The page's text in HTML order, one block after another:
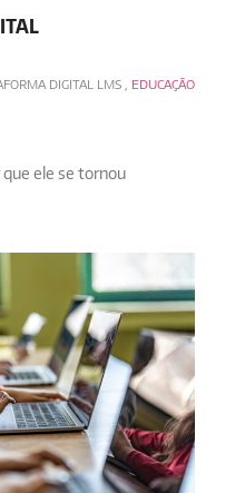
DIGITAL LMS, EDUCAÇÃO
ele se tornou